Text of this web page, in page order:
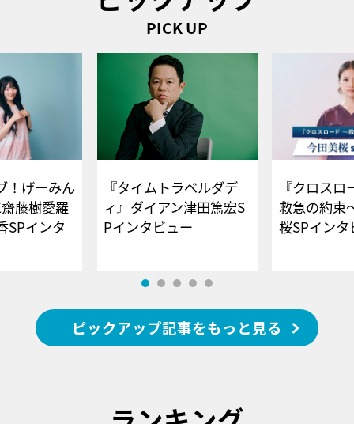
PICK UP
！げーみん
藤樹愛羅
SPインタ
『タイムトラベルダデ
ィ』ダイアン津田篤宏S
Pインタビュー
『クロス
救急の約束
桜SPイ
ピックアップ記事をもっと見る